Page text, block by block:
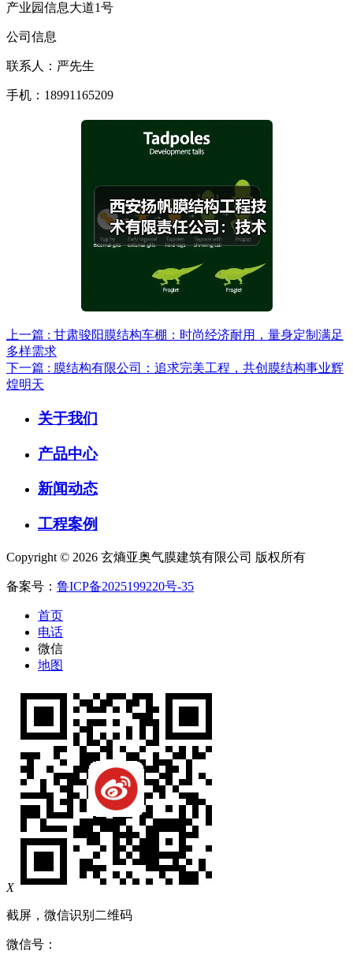
产业园信息大道1号
公司信息
联系人：严先生
手机：18991165209
上一篇 : 甘肃骏阳膜结构车棚：时尚经济耐用，量身定制满足
多样需求
下一篇 : 膜结构有限公司：追求完美工程，共创膜结构事业辉
煌明天
关于我们
产品中心
新闻动态
工程案例
Copyright © 2026 玄熵亚奥气膜建筑有限公司 版权所有
备案号： 鲁ICP备2025199220号-35
首页
电话
微信
地图
X
截屏，微信识别二维码
微信号：